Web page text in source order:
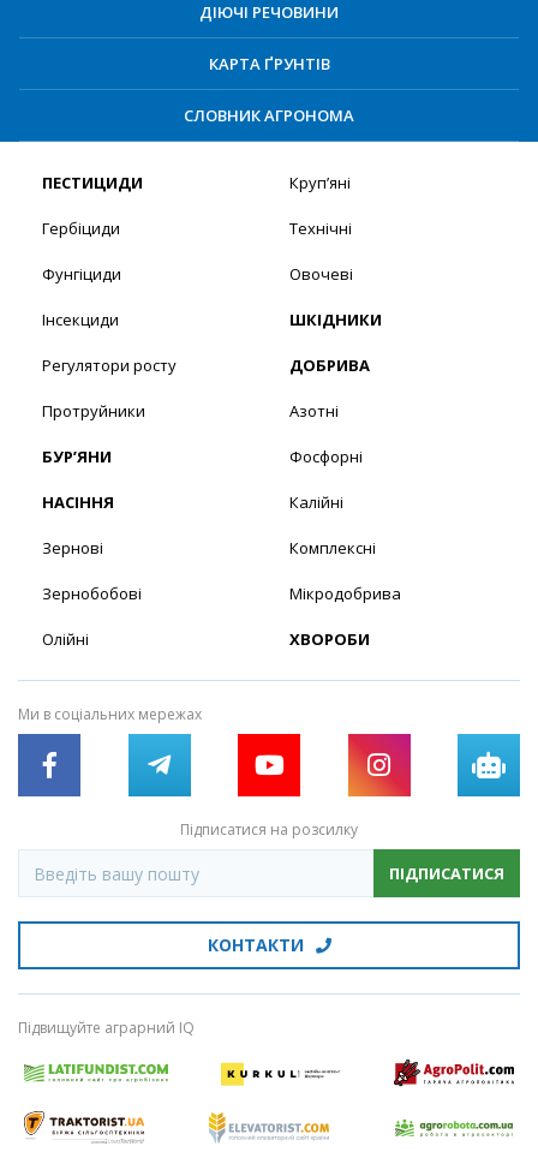
ДІЮЧІ РЕЧОВИНИ
КАРТА ҐРУНТІВ
СЛОВНИК АГРОНОМА
ПЕСТИЦИДИ
Гербіциди
Фунгіциди
Інсекциди
Регулятори росту
Протруйники
БУР’ЯНИ
НАСІННЯ
Зернові
Зернобобові
Олійні
Круп’яні
Технічні
Овочеві
ШКІДНИКИ
ДОБРИВА
Азотні
Фосфорні
Калійні
Комплексні
Мікродобрива
ХВОРОБИ
Ми в соціальних мережах
Підписатися на розсилку
ПІДПИСАТИСЯ
КОНТАКТИ
Підвищуйте аграрний IQ